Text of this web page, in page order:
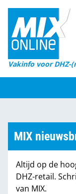
Vakinfo voor DHZ-
Home
Magazines
DHZ Sessie
Marktcijfers
Partners
MIX
Altijd op de
DHZ-retail.
van MIX.